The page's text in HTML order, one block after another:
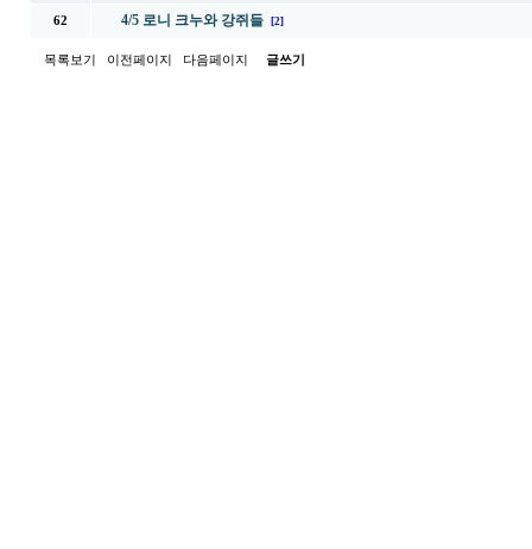
62 4/5 로니 크누와 강쥐들 [2]
목록보기 이전페이지 다음페이지 글쓰기